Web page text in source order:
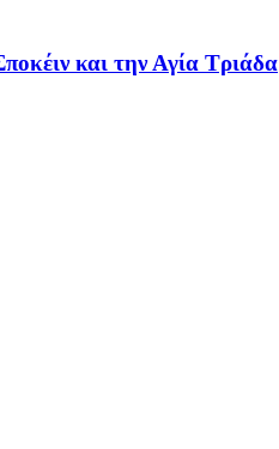
και την Αγία Τριάδα